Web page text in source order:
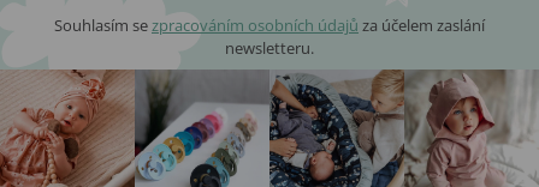
Souhlasím sezpracováním osobních údajů za účelem zaslání
newsletteru.